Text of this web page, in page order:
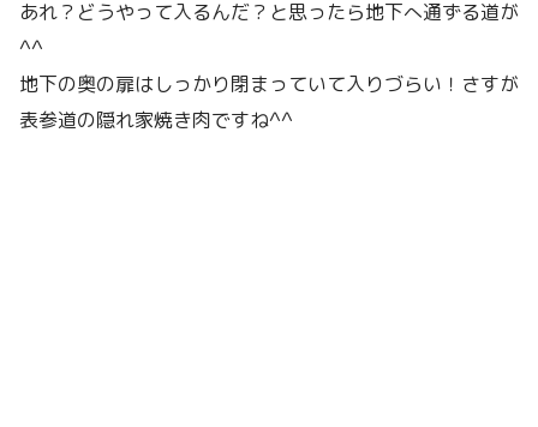
あれ？どうやって入るんだ？と思ったら地下へ通ずる道が
^^
地下の奥の扉はしっかり閉まっていて入りづらい！さすが
表参道の隠れ家焼き肉ですね^^